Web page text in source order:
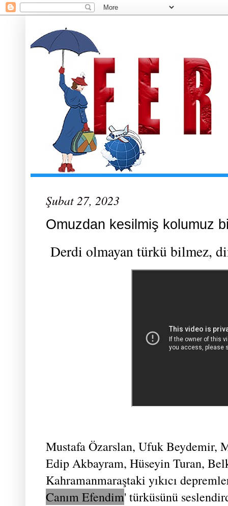
Şubat 27, 2023
Omuzdan kesilmiş kolumuz
Derdi olmayan türkü bilmez,
Mustafa Özarslan, Ufuk Beydemir,
Edip Akbayram, Hüseyin Turan,
Kahramanmaraştaki yıkıcı
Canım Efendim' türküsünü